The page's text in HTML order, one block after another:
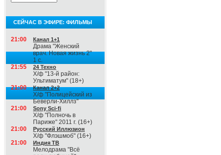
СЕЙЧАС В ЭФИРЕ: ФИЛЬМЫ
21:00 Канал 1+1
Драма "Женский
врач. Новая жизнь 2"
1 с.
21:55
24 Техно
Х/ф "13-й район:
Ультиматум" (18+)
21:00
Канал 2+2
Х/ф "Полицейский из
Беверли-Хиллз"
21:00
Sony Sci-fi
Х/ф "Полночь в
Париже" 2011 г. (16+)
21:00
Русский Иллюзион
Х/ф "Флэшмоб" (16+)
21:00
Индия ТВ
Мелодрама "Всё